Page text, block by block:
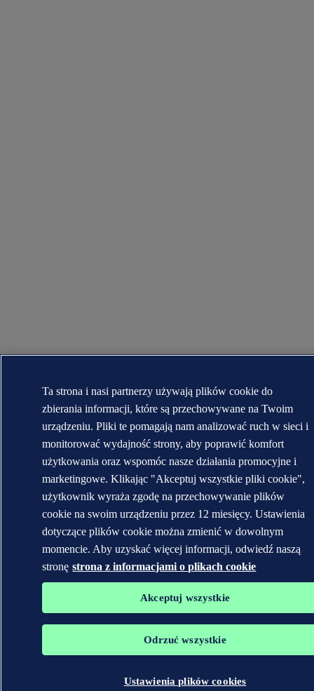
Ta strona i nasi partnerzy używają plików cookie do
zbierania informacji, które są przechowywane na Twoim
urządzeniu. Pliki te pomagają nam analizować ruch w sieci i
monitorować wydajność strony, aby poprawić komfort
użytkowania oraz wspomóc nasze działania promocyjne i
marketingowe. Klikając "Akceptuj wszystkie pliki cookie",
użytkownik wyraża zgodę na przechowywanie plików
cookie na swoim urządzeniu przez 12 miesięcy. Ustawienia
dotyczące plików cookie można zmienić w dowolnym
momencie. Aby uzyskać więcej informacji, odwiedź naszą
stronę strona z informacjami o plikach cookie
Akceptuj wszystkie
Odrzuć wszystkie
Ustawienia plików cookies